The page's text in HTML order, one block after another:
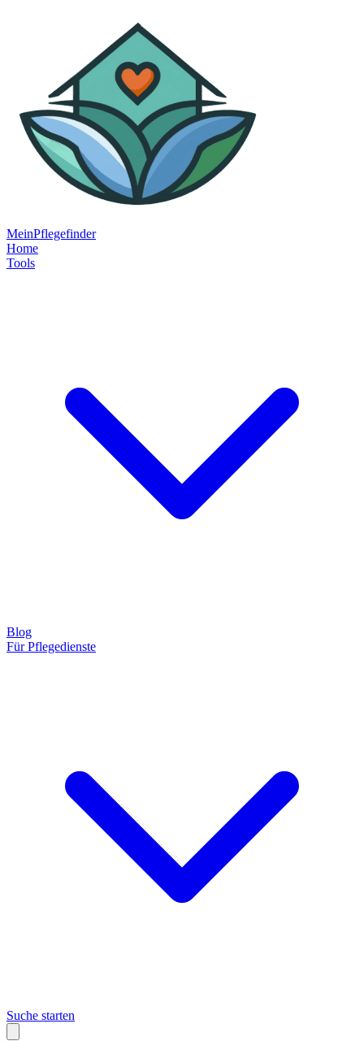
MeinPflegefinder
Home
Tools
Blog
Für Pflegedienste
Suche starten